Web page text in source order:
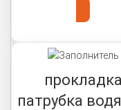
прокладка
патрубка